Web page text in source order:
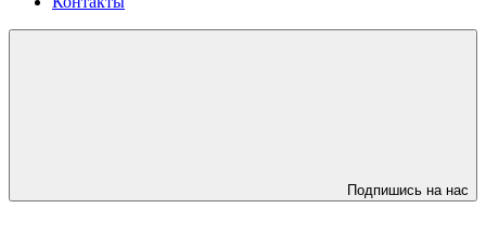
Подпишись на нас